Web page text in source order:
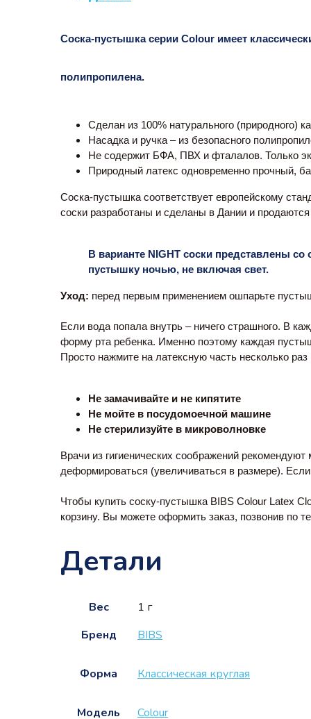
Соска-пустышка серии Colour имеет
полипропилена.
Сделан из 100% натурального (природного)
Насадка и ручка – из безопасного
Не содержит БФА, ПВХ и фталалов. Только
Природный латекс одновременно прочный,
Соска-пустышка соответствует европейскому
соски разработаны и сделаны в Дании и
В варианте NIGHT соски представлены
пустышку ночью, не включая свет.
Уход: перед первым применением ошпарьте
Если вода попала внутрь – ничего страшного. В
форму рта ребенка. Именно поэтому каждая
Просто нажмите на латексную часть несколько
Не замачивайте и не кипятите
Не мойте в посудомоечной машине
Не стерилизуйте в микроволновке
Врачи из гигиенических соображений
деформироваться (увеличиваться в размере).
Чтобы купить соску-пустышка BIBS Colour Latex
корзину. Вы можете оформить заказ, позвонив по
Детали
Вес
1 г
Бренд
BIBS
Форма Классическая круглая
Модель Colour